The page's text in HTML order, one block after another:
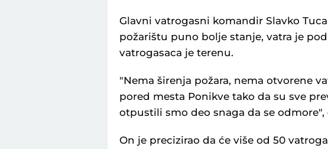
Glavni vatrogasni komandir Slavko
požarištu puno bolje stanje, vatra je
vatrogasaca je terenu.
"Nema širenja požara, nema otvorene
pored mesta Ponikve tako da su sve
otpustili smo deo snaga da se odmore",
On je precizirao da će više od 50